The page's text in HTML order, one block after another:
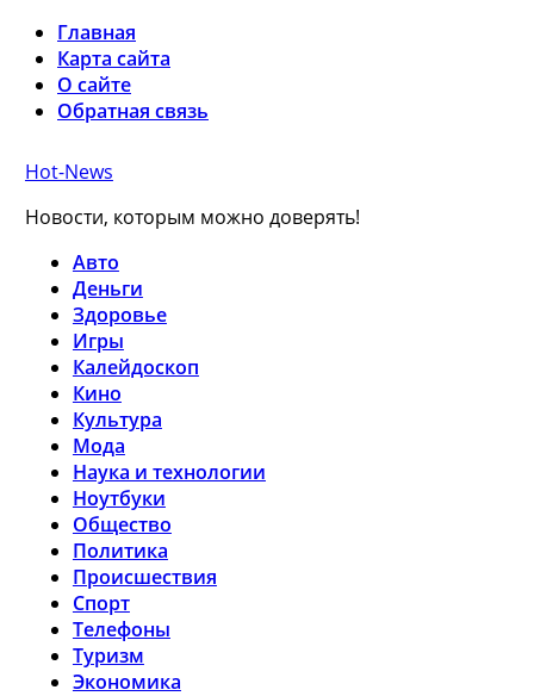
Главная
Карта сайта
О сайте
Обратная связь
Hot-News
Новости, которым можно доверять!
Авто
Деньги
Здоровье
Игры
Калейдоскоп
Кино
Культура
Мода
Наука и технологии
Ноутбуки
Общество
Политика
Происшествия
Спорт
Телефоны
Туризм
Экономика